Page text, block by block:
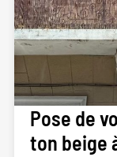
Pose de
ton beige